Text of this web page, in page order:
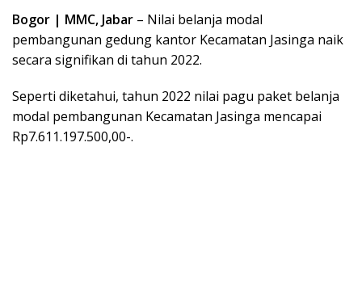
Bogor | MMC, Jabar – Nilai belanja modal
pembangunan gedung kantor Kecamatan Jasinga naik
secara signifikan di tahun 2022.
Seperti diketahui, tahun 2022 nilai pagu paket belanja
modal pembangunan Kecamatan Jasinga mencapai
Rp7.611.197.500,00-.